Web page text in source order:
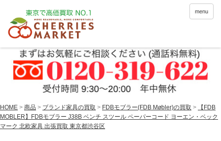
menu
HOME > 商品 > ブランド家具の買取 > FDBモブラー(FDB Møbler)の買取 >
【FDB
MOBLER】FDBモブラー J38B ベンチ スツール ペーパーコード ヨーエン・ベック
マーク 北欧家具 出張買取 東京都渋谷区